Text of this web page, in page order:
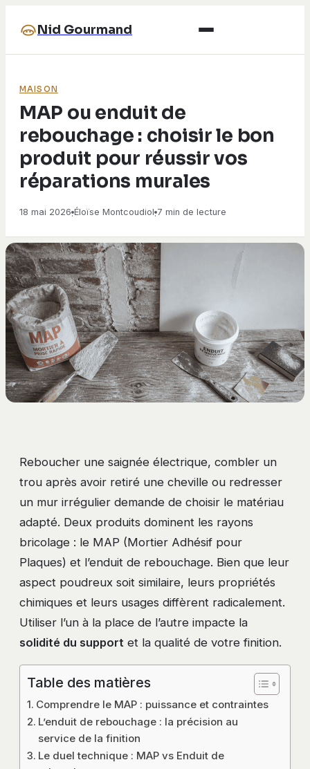
Nid Gourmand
MAISON
MAP ou enduit de
rebouchage : choisir le bon
produit pour réussir vos
réparations murales
18 mai 2026·Éloïse Montcoudiol·7 min de lecture
Reboucher une saignée électrique, combler un
trou après avoir retiré une cheville ou redresser
un mur irrégulier demande de choisir le matériau
adapté. Deux produits dominent les rayons
bricolage : le MAP (Mortier Adhésif pour
Plaques) et l’enduit de rebouchage. Bien que leur
aspect poudreux soit similaire, leurs propriétés
chimiques et leurs usages diffèrent radicalement.
Utiliser l’un à la place de l’autre impacte la
solidité du support et la qualité de votre finition.
Table des matières
Comprendre le MAP : puissance et contraintes
L’enduit de rebouchage : la précision au
service de la finition
Le duel technique : MAP vs Enduit de